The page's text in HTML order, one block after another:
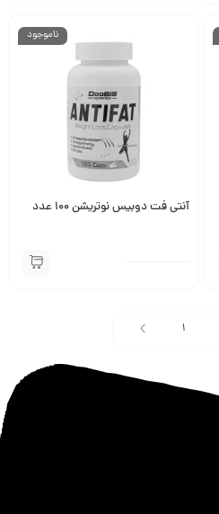
ناموجود
آنتی فت دوبیس نوتریشن 100 عدد
1